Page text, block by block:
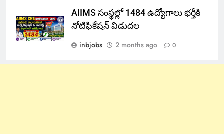
AIIMS సంస్థల్లో 1484 ఉద్యోగాలు భర్తీకి
నోటిఫికేషన్ విడుదల
inbjobs
2 months ago 0